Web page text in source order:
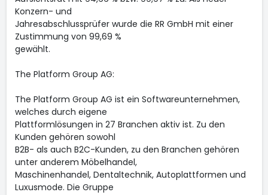
Konzern- und
Jahresabschlussprüfer wurde die RR GmbH mit einer
Zustimmung von 99,69 %
gewählt.
The Platform Group AG:
The Platform Group AG ist ein Softwareunternehmen,
welches durch eigene
Plattformlösungen in 27 Branchen aktiv ist. Zu den
Kunden gehören sowohl
B2B- als auch B2C-Kunden, zu den Branchen gehören
unter anderem Möbelhandel,
Maschinenhandel, Dentaltechnik, Autoplattformen und
Luxusmode. Die Gruppe